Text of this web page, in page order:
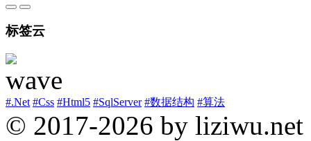
标签云
#.Net #Css #Html5 #SqlServer #数据结构 #算法
© 2017-2026 by liziwu.net